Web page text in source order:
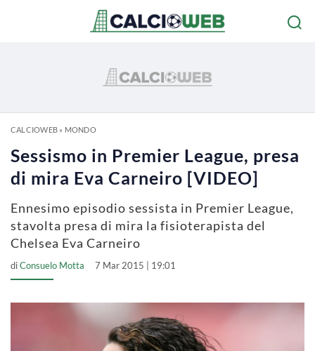
CALCIOWEB» MONDO
Sessismo in Premier League, presa
di mira Eva Carneiro [VIDEO]
Ennesimo episodio sessista in Premier League,
stavolta presa di mira la fisioterapista del
Chelsea Eva Carneiro
diConsuelo Motta 7 Mar 2015 | 19:01